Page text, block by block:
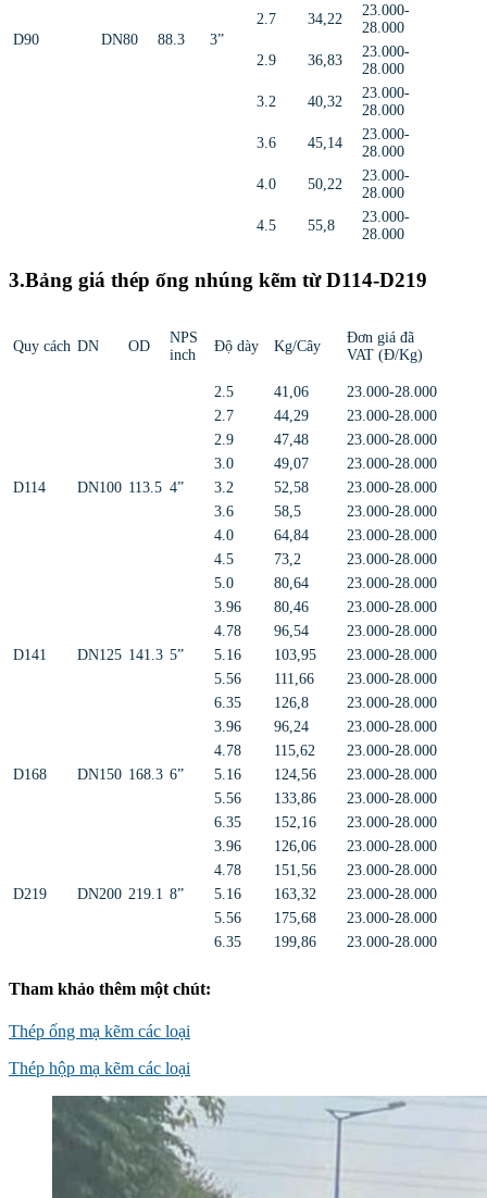
D90 DN80 88.3 3”
2.7
34,22
23.000-
28.000
2.9
36,83
23.000-
28.000
3.2
40,32
23.000-
28.000
3.6
45,14
23.000-
28.000
4.0
50,22
23.000-
28.000
4.5
55,8
23.000-
28.000
3.Bảng giá thép ống nhúng kẽm từ D114-D219
Quy cách DN OD
NPS
inch
Độ dày Kg/Cây
Đơn giá đã
VAT (Đ/Kg)
D114 DN100 113.5 4”
2.5 41,06
23.000-28.000
2.7
44,29
23.000-28.000
2.9
47,48
23.000-28.000
3.0
49,07
23.000-28.000
3.2
52,58
23.000-28.000
3.6
58,5
23.000-28.000
4.0
64,84
23.000-28.000
4.5
73,2
23.000-28.000
5.0
80,64 23.000-28.000
D141 DN125 141.3 5”
3.96 80,46
23.000-28.000
4.78
96,54
23.000-28.000
5.16
103,95
23.000-28.000
5.56
111,66
23.000-28.000
6.35
126,8 23.000-28.000
D168 DN150 168.3 6”
3.96 96,24
23.000-28.000
4.78
115,62
23.000-28.000
5.16
124,56
23.000-28.000
5.56
133,86
23.000-28.000
6.35
152,16 23.000-28.000
D219 DN200 219.1 8”
3.96 126,06
23.000-28.000
4.78
151,56
23.000-28.000
5.16
163,32
23.000-28.000
5.56
175,68
23.000-28.000
6.35
199,86 23.000-28.000
Tham khảo thêm một chút:
Thép ống mạ kẽm các loại
Thép hộp mạ kẽm các loại